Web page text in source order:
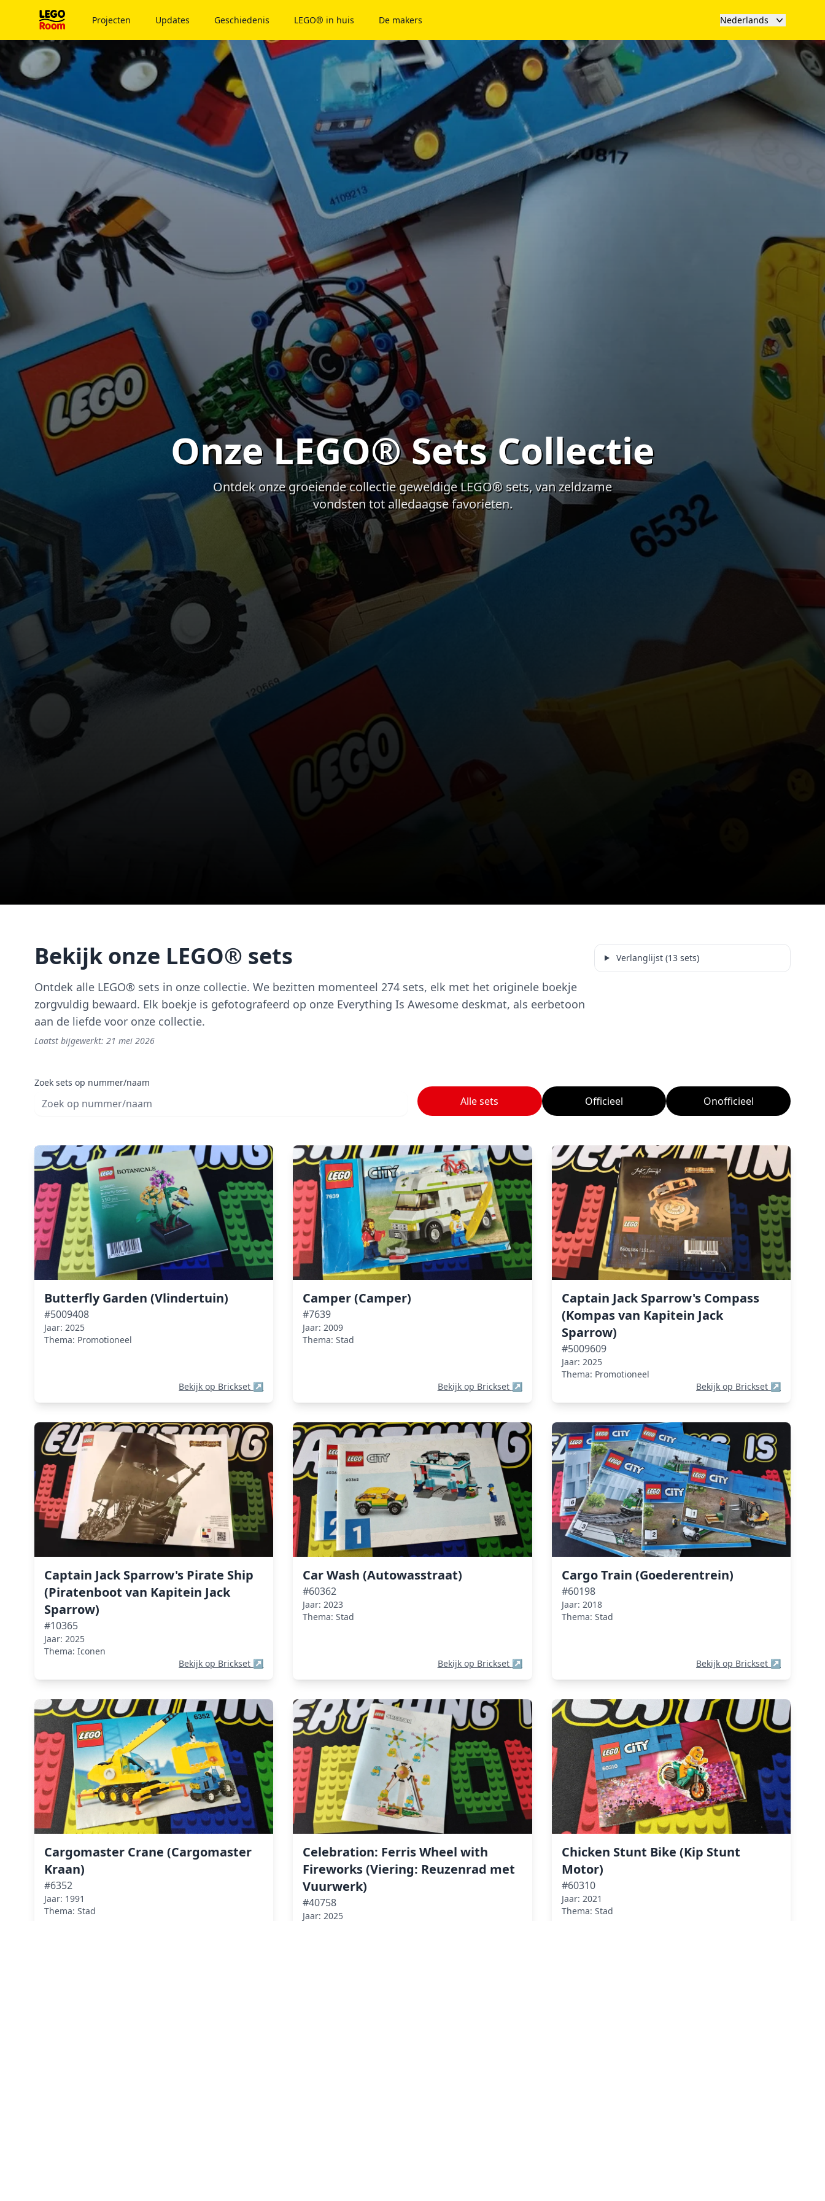
Naar hoofdinhoud
Projecten Updates Geschiedenis LEGO® in huis De makers Nederlands
Onze LEGO® Sets Collectie
Ontdek onze groeiende collectie geweldige LEGO® sets, van zeldzame
vondsten tot alledaagse favorieten.
Bekijk onze LEGO® sets
Ontdek alle LEGO® sets in onze collectie. We bezitten momenteel 274 sets, elk met het originele boekje
zorgvuldig bewaard. Elk boekje is gefotografeerd op onze Everything Is Awesome deskmat, als eerbetoon
aan de liefde voor onze collectie.
Laatst bijgewerkt: 21 mei 2026
Verlanglijst (13 sets)
Zoek sets op nummer/naam
Alle sets Officieel Onofficieel
Butterfly Garden (Vlindertuin)
#5009408
Jaar: 2025
Thema: Promotioneel
Bekijk op Brickset ↗
Camper (Camper)
#7639
Jaar: 2009
Thema: Stad
Bekijk op Brickset ↗
Captain Jack Sparrow's Compass
(Kompas van Kapitein Jack
Sparrow)
#5009609
Jaar: 2025
Thema: Promotioneel
Bekijk op Brickset ↗
Captain Jack Sparrow's Pirate Ship
(Piratenboot van Kapitein Jack
Sparrow)
#10365
Jaar: 2025
Thema: Iconen
Bekijk op Brickset ↗
Car Wash (Autowasstraat)
#60362
Jaar: 2023
Thema: Stad
Bekijk op Brickset ↗
Cargo Train (Goederentrein)
#60198
Jaar: 2018
Thema: Stad
Bekijk op Brickset ↗
Cargomaster Crane (Cargomaster
Kraan)
#6352
Jaar: 1991
Thema: Stad
Celebration: Ferris Wheel with
Fireworks (Viering: Reuzenrad met
Vuurwerk)
#40758
Jaar: 2025
Chicken Stunt Bike (Kip Stunt
Motor)
#60310
Jaar: 2021
Thema: Stad